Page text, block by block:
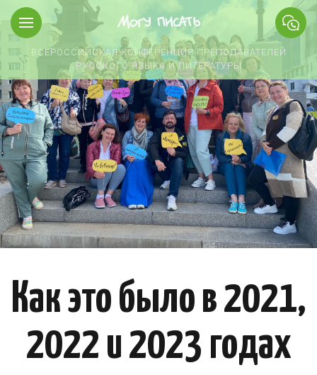
ВСЕРОССИЙСКАЯ КОНФЕРЕНЦИЯ ПРЕПОДАВАТЕЛЕЙ
РУССКОГО ЯЗЫКА И ЛИТЕРАТУРЫ
Как это было в 2021,
2022 и 2023 годах